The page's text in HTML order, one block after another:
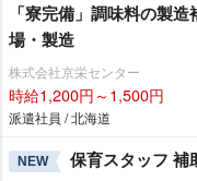
「寮完備」調味料の製
場・製造
株式会社京栄センター
時給1,200円～1,500円
派遣社員 / 北海道
NEW 保育スタッフ 補